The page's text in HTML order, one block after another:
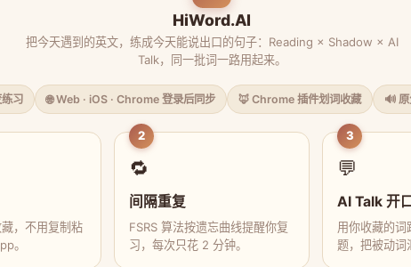
HiWord.AI
把今天遇到的英文，练成今天能说出口的句子：Reading × Shadow × AI
Talk，同一批词一路用起来。
习 🌐 Web · iOS · Chrome 登录后同步 🦊 Chrome 插件划词收藏 🔊
，不用复制粘
。
2
🔁
间隔重复
FSRS 算法按遗忘曲线提醒你复
习，每次只花 2 分钟。
3
💬
AI Talk 开
用你收藏的词
题，把被动词